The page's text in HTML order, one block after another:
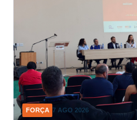
FORÇA 7 AGO 2026